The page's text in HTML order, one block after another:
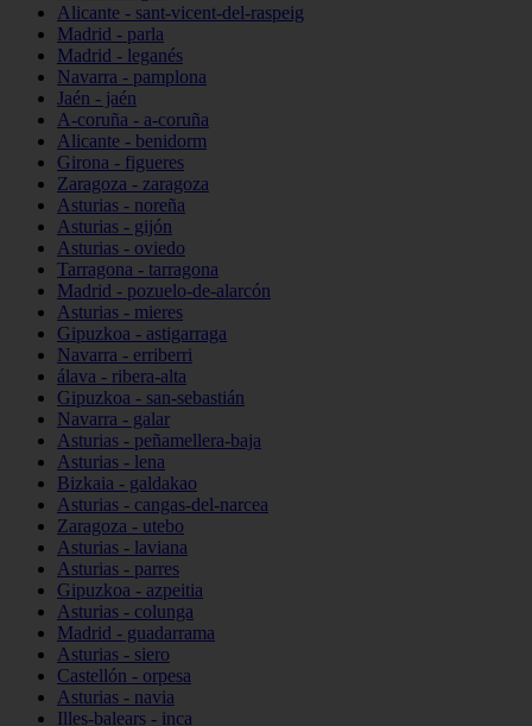
Alicante - sant-vicent-del-raspeig
Madrid - parla
Madrid - leganés
Navarra - pamplona
Jaén - jaén
A-coruña - a-coruña
Alicante - benidorm
Girona - figueres
Zaragoza - zaragoza
Asturias - noreña
Asturias - gijón
Asturias - oviedo
Tarragona - tarragona
Madrid - pozuelo-de-alarcón
Asturias - mieres
Gipuzkoa - astigarraga
Navarra - erriberri
álava - ribera-alta
Gipuzkoa - san-sebastián
Navarra - galar
Asturias - peñamellera-baja
Asturias - lena
Bizkaia - galdakao
Asturias - cangas-del-narcea
Zaragoza - utebo
Asturias - laviana
Asturias - parres
Gipuzkoa - azpeitia
Asturias - colunga
Madrid - guadarrama
Asturias - siero
Castellón - orpesa
Asturias - navia
Illes-balears - inca